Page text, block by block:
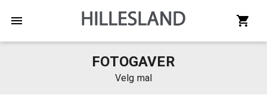
FOTOGAVER
Velg mal